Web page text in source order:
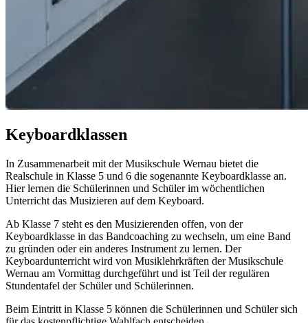
Keyboardklassen
In Zusammenarbeit mit der Musikschule Wernau bietet die
Realschule in Klasse 5 und 6 die sogenannte Keyboardklasse an.
Hier lernen die Schülerinnen und Schüler im wöchentlichen
Unterricht das Musizieren auf dem Keyboard.
Ab Klasse 7 steht es den Musizierenden offen, von der
Keyboardklasse in das Bandcoaching zu wechseln, um eine Band
zu gründen oder ein anderes Instrument zu lernen. Der
Keyboardunterricht wird von Musiklehrkräften der Musikschule
Wernau am Vormittag durchgeführt und ist Teil der regulären
Stundentafel der Schüler und Schülerinnen.
Beim Eintritt in Klasse 5 können die Schülerinnen und Schüler sich